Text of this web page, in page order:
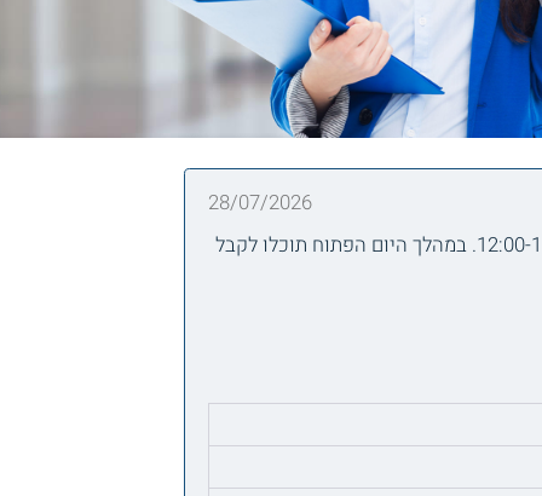
28/07/2026
המכללה האקדמית גליל מערבי מזמינה אתכם ליום פתוח אשר יתקיים ביום שלישי, 28/7/2026, בין השעות 12:00-17:00. במהלך היום הפתוח תוכלו לקבל